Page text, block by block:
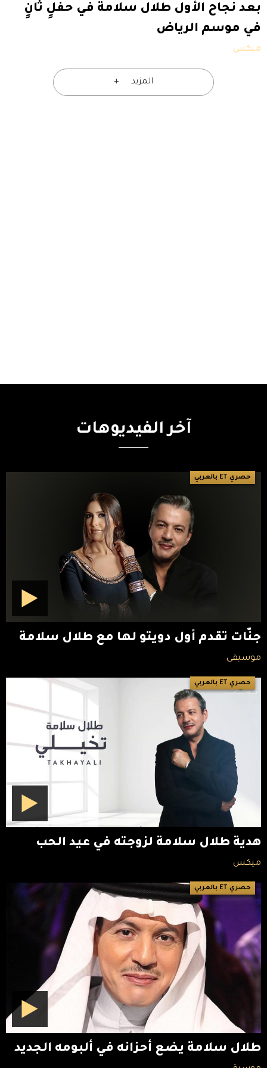
بعد نجاح الأول طلال سلامة في حفلٍ ثانٍ
في موسم الرياض
ميكس
المزيد
آخر الفيديوهات
حصري ET بالعربي
جنّات تقدم أول دويتو لها مع طلال سلامة
موسيقى
حصري ET بالعربي
هدية طلال سلامة لزوجته في عيد الحب
ميكس
حصري ET بالعربي
طلال سلامة يضع أحزانه في ألبومه الجديد